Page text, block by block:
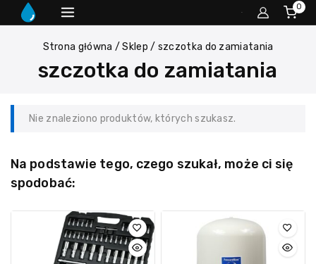
0
Strona główna / Sklep / szczotka do zamiatania
szczotka do zamiatania
Nie znaleziono produktów, których szukasz.
Na podstawie tego, czego szukał, może ci się
spodobać: